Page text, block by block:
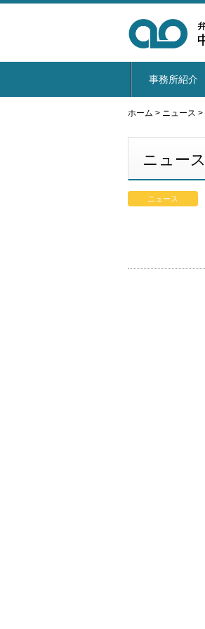
事務所紹介
ホーム > ニュース >
ニュース
ニュース